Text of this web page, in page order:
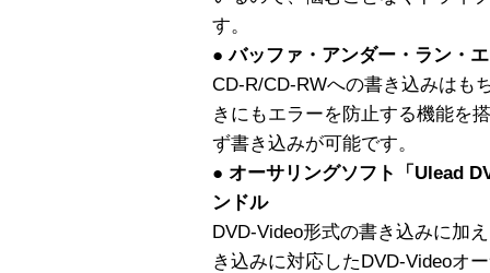
す。
● バッファ・アンダー・ラン・
CD-R/CD-RWへの書き込みはも
きにもエラーを防止する機能を
ず書き込みが可能です。
● オーサリングソフト「Ulead
ンドル
DVD-Video形式の書き込みに加
き込みに対応したDVD-Videoオ